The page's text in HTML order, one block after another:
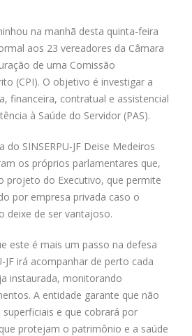
na manhã desta quinta-feira
aos 23 vereadores da Câmara
de uma Comissão
(CPI). O objetivo é investigar a
financeira, contratual e assistencial
à Saúde do Servidor (PAS).
SINSERPU-JF Deise Medeiros
os próprios parlamentares que,
projeto do Executivo, que permite
por empresa privada caso o
deixe de ser vantajoso.
este é mais um passo na defesa
JF irá acompanhar de perto cada
instaurada, monitorando
A entidade garante que não
e que cobrará por
protejam o patrimônio e a saúde